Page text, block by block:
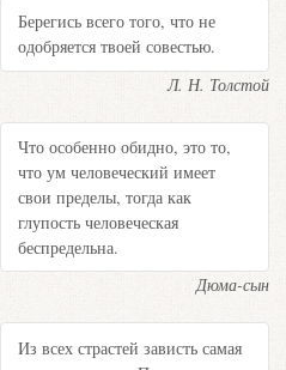
Берегись всего того, что не
одобряется твоей совестью.
Л. Н. Толстой
Что особенно обидно, это то,
что ум человеческий имеет
свои пределы, тогда как
глупость человеческая
беспредельна.
Дюма-сын
Из всех страстей зависть самая